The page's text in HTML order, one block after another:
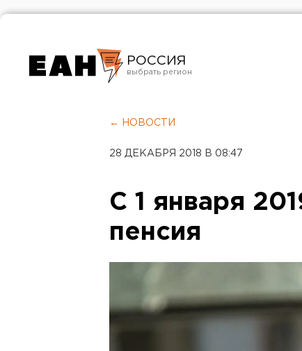
РОССИЯ
Челябинск
← НОВОСТИ
28 ДЕКАБРЯ 2018 В 08:47
С 1 января
пенсия